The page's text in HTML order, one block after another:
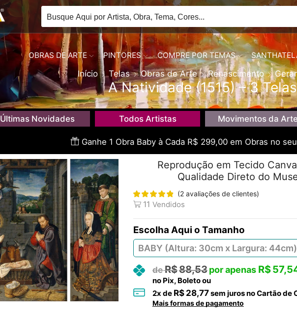
OBRAS DE ARTE PINTORES COMPRE POR TEMAS
Início Telas Obras de Arte Renascimento
A Natividade (1515) – 3 Telas
Últimas Novidades Todos Artistas Movimentos da Arte
Ganhe 1 Obra Baby à Cada R$ 299,00 em Obras no
Reprodução em Tecido
Qualidade Direto do
(2avaliações de clientes)
11 Vendidos
Tamanho
R$88,53 R$
no Pix, Boleto ou
2x de R$ 28,77sem juros no Cartão de
Mais formas de pagamento